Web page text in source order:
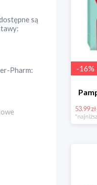
są
Pharm:
-16%
53.99 zł